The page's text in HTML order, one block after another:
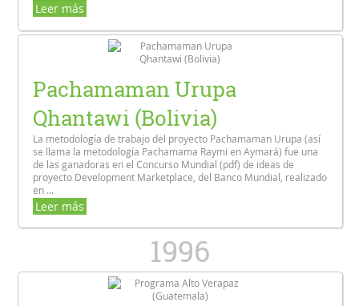
Leer más
Pachamaman Urupa
Qhantawi (Bolivia)
La metodología de trabajo del proyecto Pachamaman Urupa (así
se llama la metodología Pachamama Raymi en Aymará) fue una
de las ganadoras en el Concurso Mundial (pdf) de ideas de
proyecto Development Marketplace, del Banco Mundial, realizado
en ...
Leer más
1996